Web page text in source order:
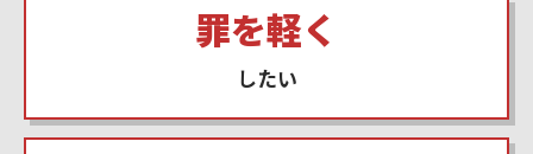
罪を軽く
したい